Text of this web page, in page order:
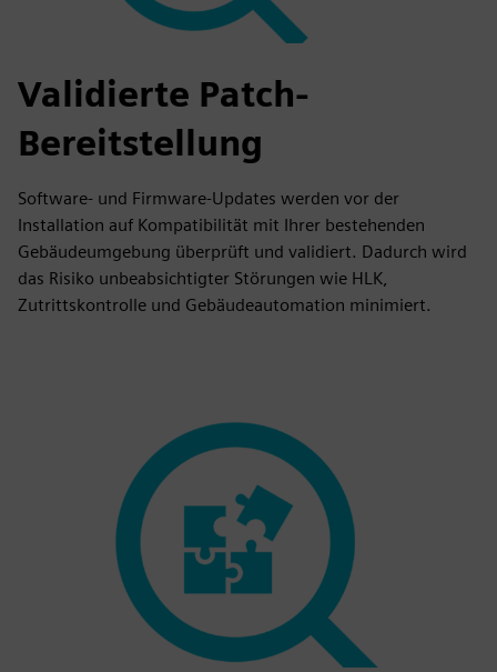
Validierte Patch-
Bereitstellung
Software- und Firmware-Updates werden vor der
Installation auf Kompatibilität mit Ihrer bestehenden
Gebäudeumgebung überprüft und validiert. Dadurch wird
das Risiko unbeabsichtigter Störungen wie HLK,
Zutrittskontrolle und Gebäudeautomation minimiert.